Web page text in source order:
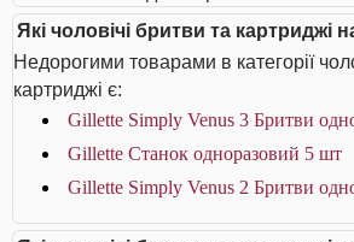
Які чоловічі бритви та картриджі
Недорогими товарами в категорії
картриджі є:
Gillette Simply Venus 3 Бритви
Gillette Станок одноразовий 5 шт
Gillette Simply Venus 2 Бритви